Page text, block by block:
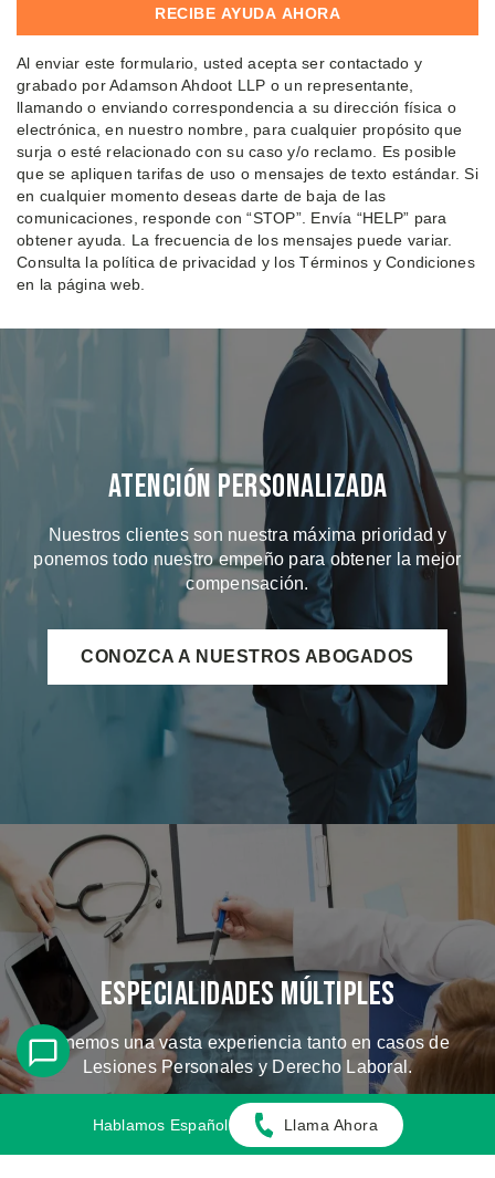
Al enviar este formulario, usted acepta ser contactado y
grabado por Adamson Ahdoot LLP o un representante,
llamando o enviando correspondencia a su dirección física o
electrónica, en nuestro nombre, para cualquier propósito que
surja o esté relacionado con su caso y/o reclamo. Es posible
que se apliquen tarifas de uso o mensajes de texto estándar. Si
en cualquier momento deseas darte de baja de las
comunicaciones, responde con “STOP”. Envía “HELP” para
obtener ayuda. La frecuencia de los mensajes puede variar.
Consulta la política de privacidad y los Términos y Condiciones
en la página web.
Atención Personalizada
Nuestros clientes son nuestra máxima prioridad y
ponemos todo nuestro empeño para obtener la mejor
compensación.
CONOZCA A NUESTROS ABOGADOS
Especialidades Múltiples
Tenemos una vasta experiencia tanto en casos de
Lesiones Personales y Derecho Laboral.
CONOZCA LOS CASOS QUE
MANEJAMOS
Hablamos Español Llama Ahora